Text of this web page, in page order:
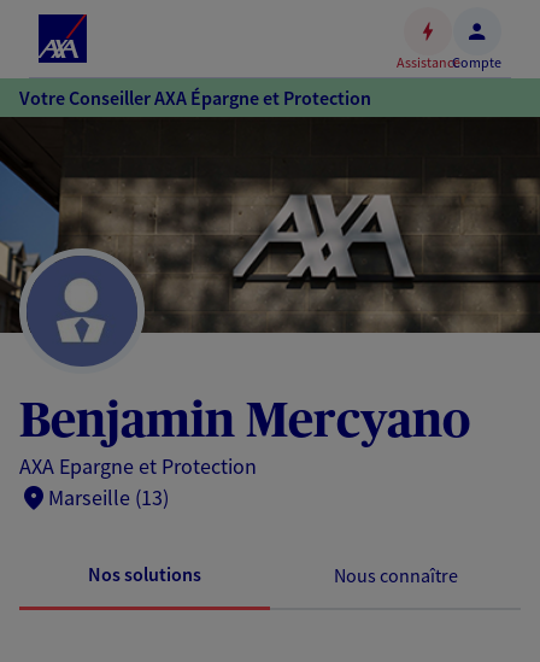
Accéder
au
Accéder
au
pied
de
page
AssistanceCompte
Votre Conseiller AXA Épargne et Protection
Benjamin Mercyano
AXA Epargne et Protection
Marseille (13)
Nos solutions Nous connaître